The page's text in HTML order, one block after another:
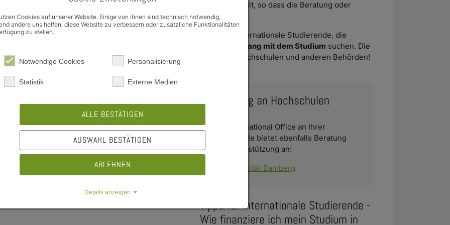
Es kommt aber auch vor, dass es einfach nur an Informationen fehlt, so dass die Beratung oder
Vermittlung von Kontaktadressen weiterhelfen kann.
Die Beratung beim Studierendenwerk ist eine Anlaufstelle für internationale Studierende, die
sozialen Fragen im Zusammenhang mit dem Studium suchen. Die
Beratung ist streng vertraulich und völlig unabhängig von den Hochschulen und anderen Behörden!
Beratung im Studierendenwerk
Sozialberatung
sozialberatung@swerk-wue.de
Beratung an Hochschulen
Das International Office an Ihrer
Hochschule bietet ebenfalls Beratung
und Unterstützung an:
Universität Bamberg
Tipps für internationale Studierende -
Wie finanziere ich mein Studium in
Cookies auf unserer Website. Einige von ihnen sind technisch notwendig,
andere uns helfen, diese Website zu verbessern oder zusätzliche Funktionalitäten
zu stellen.
Notwendige Cookies Personalisierung
Statistik Externe Medien
ALLE BESTÄTIGEN
AUSWAHL BESTÄTIGEN
ABLEHNEN
Details anzeigen
Impressum | Datenschutz